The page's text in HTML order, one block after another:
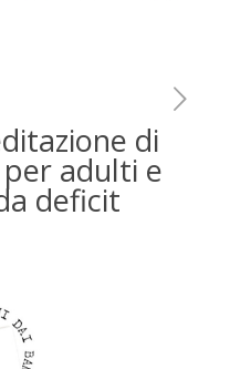
di
adulti e
deficit